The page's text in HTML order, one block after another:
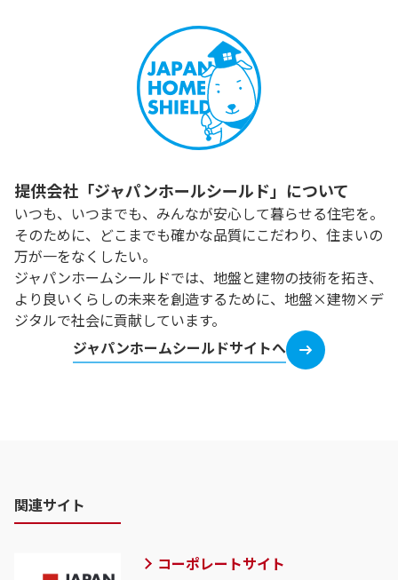
提供会社「ジャパンホールシールド」について
いつも、いつまでも、みんなが安心して暮らせる住宅を。
そのために、どこまでも確かな品質にこだわり、住まいの
万が一をなくしたい。
ジャパンホームシールドでは、地盤と建物の技術を拓き、
より良いくらしの未来を創造するために、地盤×建物×デ
ジタルで社会に貢献しています。
ジャパンホームシールドサイトへ
関連サイト
コーポレートサイト